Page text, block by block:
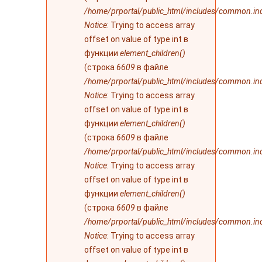
/home/prportal/public_html/includes/
Notice: Trying to access array
offset on value of type int в
функции element_children()
(строка 6609 в файле
/home/prportal/public_html/includes/
Notice: Trying to access array
offset on value of type int в
функции element_children()
(строка 6609 в файле
/home/prportal/public_html/includes/
Notice: Trying to access array
offset on value of type int в
функции element_children()
(строка 6609 в файле
/home/prportal/public_html/includes/
Notice: Trying to access array
offset on value of type int в